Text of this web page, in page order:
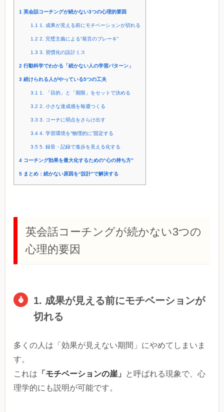
1 英会話コーチングが続かない3つの心理的要因
1.1 1. 成果が見える前にモチベーションが切れる
1.2 2. 完璧主義による“発言のブレーキ”
1.3 3. 習慣化の設計ミス
2 行動科学でわかる「続かない人の学習パターン」
3 続けられる人がやっている5つの工夫
3.1 1. 「目的」と「期限」をセットで決める
3.2 2. 小さな達成感を毎週つくる
3.3 3. コーチに弱点をさらけ出す
3.44. 学習環境を“物理的に”固定する
3.5 5. 録音・記録で進歩を見える化する
4 コーチング効果を最大化するための“心の持ち方”
5 まとめ：続かない原因を“設計”で解決する
英会話コーチングが続かない3つの
心理的要因
1. 成果が見える前にモチベーションが
切れる
多くの人は「効果が見えない期間」にやめてしまいま
す。
これは 「モチベーションの崖」
と呼ばれる現象で、心
理学的にも説明が可能です。